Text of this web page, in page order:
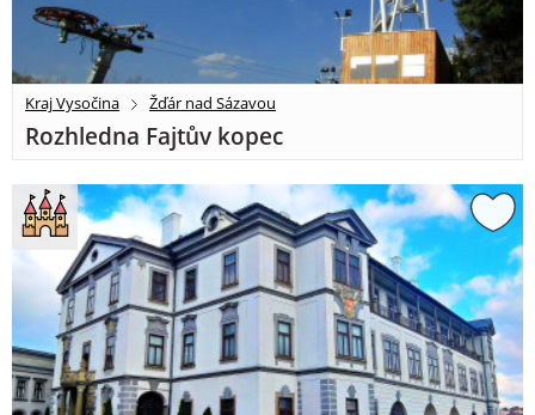
Kraj Vysočina Žďár nad Sázavou
Rozhledna Fajtův kopec